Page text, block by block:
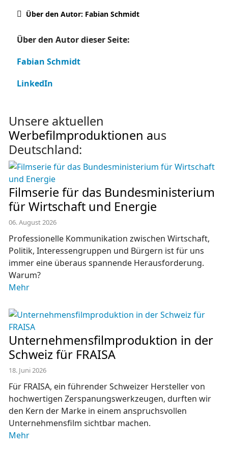
Über den Autor: Fabian Schmidt
Über den Autor dieser Seite:
Fabian Schmidt
LinkedIn
Unsere aktuellen
Werbefilmproduktionen aus
Deutschland:
Filmserie für das Bundesministerium
für Wirtschaft und Energie
06. August 2026
Professionelle Kommunikation zwischen Wirtschaft,
Politik, Interessengruppen und Bürgern ist für uns
immer eine überaus spannende Herausforderung.
Warum?
Mehr
Unternehmensfilmproduktion in der
Schweiz für FRAISA
18. Juni 2026
Für FRAISA, ein führender Schweizer Hersteller von
hochwertigen Zerspanungswerkzeugen, durften wir
den Kern der Marke in einem anspruchsvollen
Unternehmensfilm sichtbar machen.
Mehr